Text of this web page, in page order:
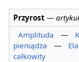
Przyrost—
Amplituda
—
pieniądza
—
całkowity